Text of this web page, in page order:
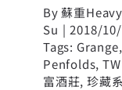
By蘇重Heavy
Su | 2018/
Tags: Grange,
Penfolds,
富酒莊,珍藏